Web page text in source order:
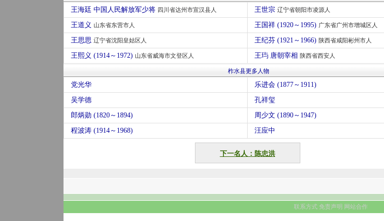
王海廷 中国人民解放军少将 四川省达州市宣汉县人 王世宗 辽宁省朝阳市凌源人
王道义 山东省东营市人 王国祥 (1920～1995) 广东省广州市增城区人
王思思 辽宁省沈阳皇姑区人 王纪芬 (1921～1966) 陕西省咸阳彬州市人
王熙义 (1914～1972) 山东省威海市文登区人 王玙 唐朝宰相 陕西省西安人
柞水县更多人物
党光华 乐进会 (1877～1911)
吴学德 孔祥玺
郎炳勋 (1820～1894) 周少文 (1890～1947)
程波涛 (1914～1968) 汪应中
下一名人：陈忠洪
联系方式 免责声明 网站合作